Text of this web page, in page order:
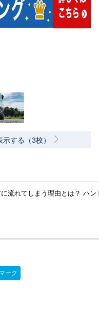
する（3枚）
流れてしまう理由とは？ ハ
ーク